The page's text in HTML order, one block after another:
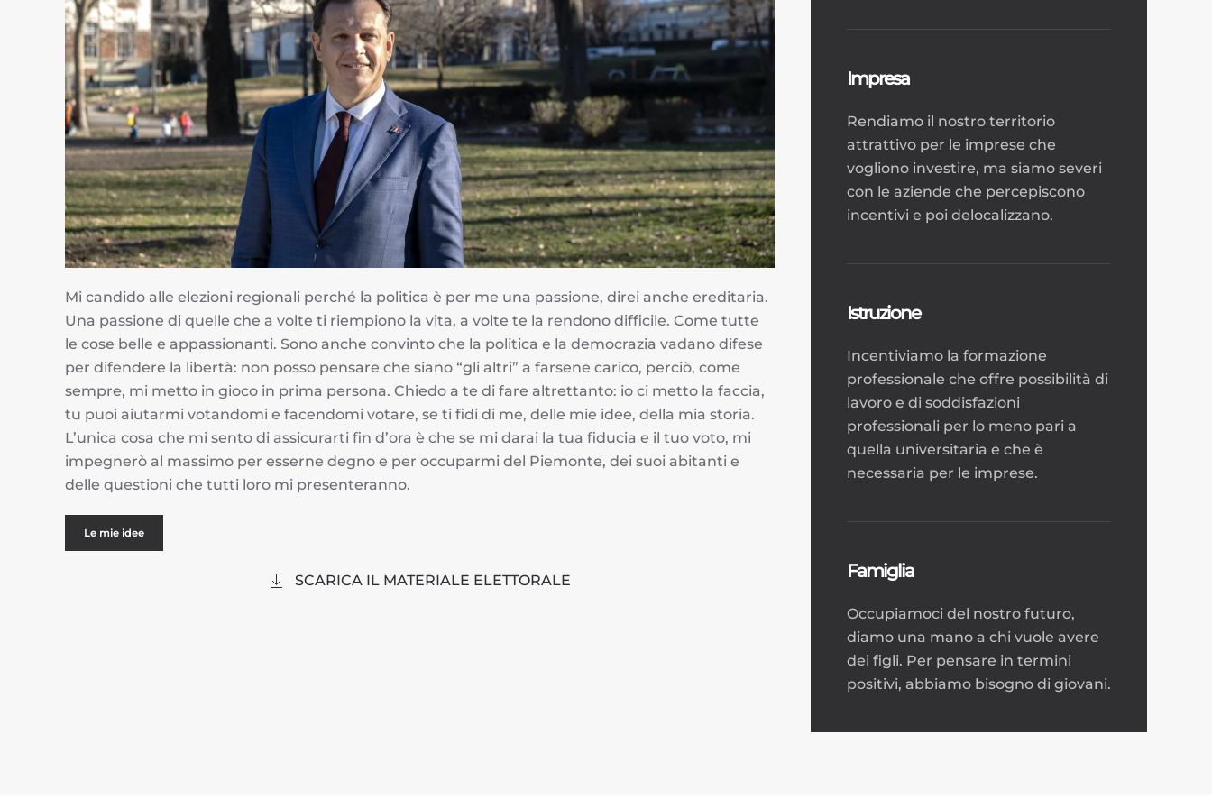
Mi candido alle elezioni regionali perché la politica è per me una passione, direi anche ereditaria.
Una passione di quelle che a volte ti riempiono la vita, a volte te la rendono difficile. Come tutte
le cose belle e appassionanti. Sono anche convinto che la politica e la democrazia vadano difese
per difendere la libertà: non posso pensare che siano “gli altri” a farsene carico, perciò, come
sempre, mi metto in gioco in prima persona. Chiedo a te di fare altrettanto: io ci metto la faccia,
tu puoi aiutarmi votandomi e facendomi votare, se ti fidi di me, delle mie idee, della mia storia.
L’unica cosa che mi sento di assicurarti fin d’ora è che se mi darai la tua fiducia e il tuo voto, mi
impegnerò al massimo per esserne degno e per occuparmi del Piemonte, dei suoi abitanti e
delle questioni che tutti loro mi presenteranno.
Le mie idee
SCARICA IL MATERIALE ELETTORALE
Impresa
Rendiamo il nostro territorio
attrattivo per le imprese che
vogliono investire, ma siamo severi
con le aziende che percepiscono
incentivi e poi delocalizzano.
Istruzione
Incentiviamo la formazione
professionale che offre possibilità di
lavoro e di soddisfazioni
professionali per lo meno pari a
quella universitaria e che è
necessaria per le imprese.
Famiglia
Occupiamoci del nostro futuro,
diamo una mano a chi vuole avere
dei figli. Per pensare in termini
positivi, abbiamo bisogno di giovani.